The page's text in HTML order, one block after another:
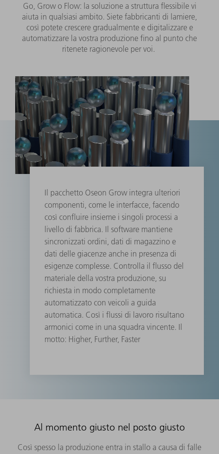
Go, Grow o Flow: la soluzione a struttura flessibile vi
aiuta in qualsiasi ambito. Siete fabbricanti di lamiere,
così potete crescere gradualmente e digitalizzare e
automatizzare la vostra produzione fino al punto che
ritenete ragionevole per voi.
Il pacchetto Oseon Grow integra ulteriori
componenti, come le interfacce, facendo
così confluire insieme i singoli processi a
livello di fabbrica. Il software mantiene
sincronizzati ordini, dati di magazzino e
dati delle giacenze anche in presenza di
esigenze complesse. Controlla il flusso del
materiale della vostra produzione, su
richiesta in modo completamente
automatizzato con veicoli a guida
automatica. Così i flussi di lavoro risultano
armonici come in una squadra vincente. Il
motto: Higher, Further, Faster
Al momento giusto nel posto giusto
Così spesso la produzione entra in stallo a causa di falle